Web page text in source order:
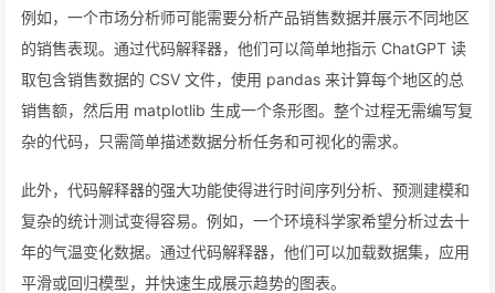
例如，一个市场分析师可能需要分析产品销售数据并展示不同地区
的销售表现。通过代码解释器，他们可以简单地指示 ChatGPT 读
取包含销售数据的 CSV 文件，使用 pandas 来计算每个地区的总
销售额，然后用 matplotlib 生成一个条形图。整个过程无需编写复
杂的代码，只需简单描述数据分析任务和可视化的需求。
此外，代码解释器的强大功能使得进行时间序列分析、预测建模和
复杂的统计测试变得容易。例如，一个环境科学家希望分析过去十
年的气温变化数据。通过代码解释器，他们可以加载数据集，应用
平滑或回归模型，并快速生成展示趋势的图表。